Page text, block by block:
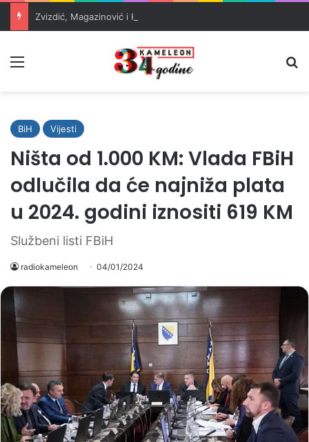
BiH Vijesti
Ništa od 1.000 KM: Vlada FBiH
odlučila da će najniža plata
u 2024. godini iznositi 619 KM
Službeni listi FBiH
radiokameleon 04/01/2024